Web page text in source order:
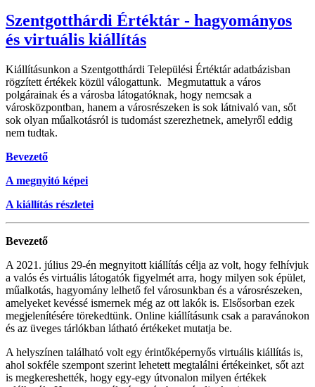
Szentgotthárdi Értéktár - hagyományos
és virtuális kiállítás
Kiállításunkon a Szentgotthárdi Települési Értéktár adatbázisban
rögzített értékek közül válogattunk. Megmutattuk a város
polgárainak és a városba látogatóknak, hogy nemcsak a
városközpontban, hanem a városrészeken is sok látnivaló van, sőt
sok olyan műalkotásról is tudomást szerezhetnek, amelyről eddig
nem tudtak.
Bevezető
A megnyitó képei
A kiállítás részletei
Bevezető
A 2021. július 29-én megnyitott kiállítás célja az volt, hogy felhívjuk
a valós és virtuális látogatók figyelmét arra, hogy milyen sok épület,
műalkotás, hagyomány lelhető fel városunkban és a városrészeken,
amelyeket kevéssé ismernek még az ott lakók is. Elsősorban ezek
megjelenítésére törekedtünk. Online kiállításunk csak a paravánokon
és az üveges tárlókban látható értékeket mutatja be.
A helyszínen található volt egy érintőképernyős virtuális kiállítás is,
ahol sokféle szempont szerint lehetett megtalálni értékeinket, sőt azt
is megkereshették, hogy egy-egy útvonalon milyen értékek